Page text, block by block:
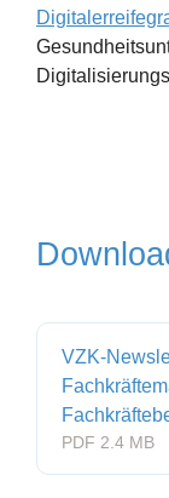
VZK-
PDF 2.4 MB